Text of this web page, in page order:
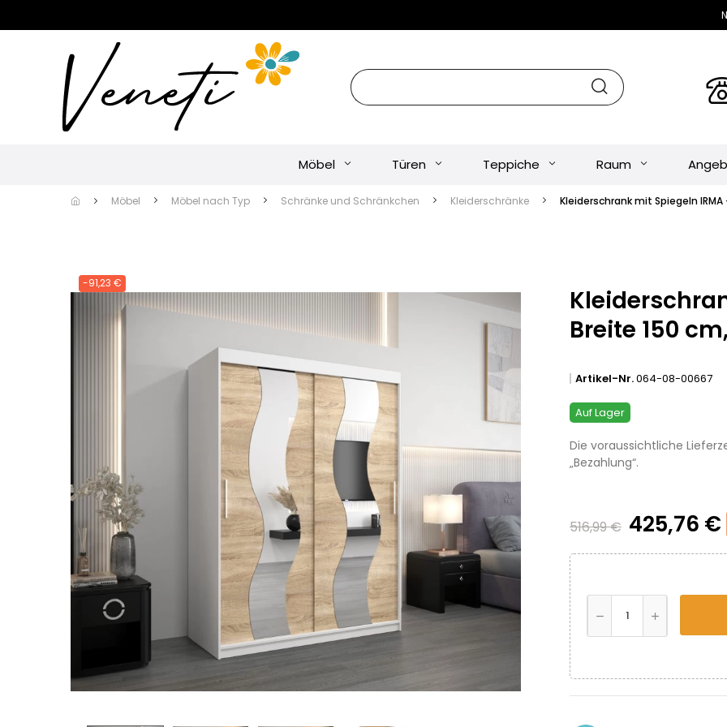
Möbel Türen Teppiche Raum
Möbel Möbel nach Typ Schränke und Schränkchen Kleiderschränke Kleiderschrank mit Spiegeln
-91,23 €
Breite 150
Artikel-Nr.064-08-00667
Auf Lager
Die voraussichtliche
„Bezahlung“.
516,99 € 425,76 €